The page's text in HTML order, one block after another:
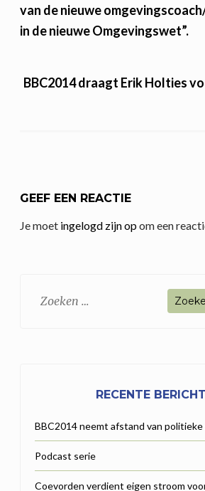
van de nieuwe
in de nieuwe Omgevingswet”.
BBC2014 draagt Erik Holties
GEEF EEN REACTIE
Je moet ingelogd zijn opom een
Zoeken
RECENTE
BBC2014 neemt afstand van
Podcast serie
Coevorden verdient eigen stroom